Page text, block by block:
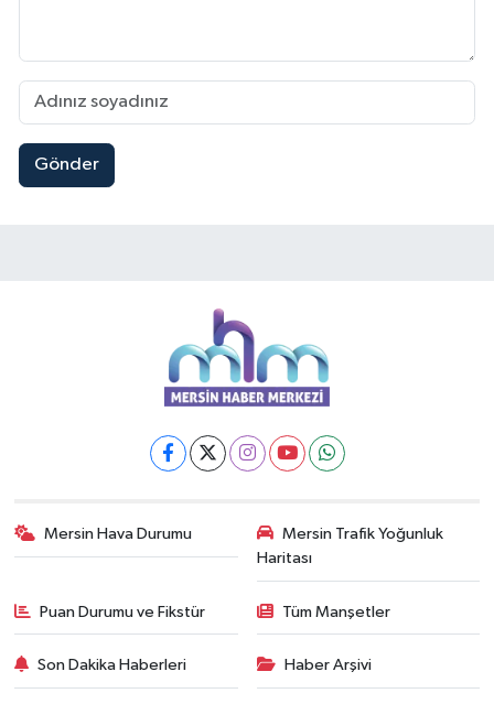
Gönder
Mersin Hava Durumu
Mersin Trafik Yoğunluk
Haritası
Puan Durumu ve Fikstür Tüm Manşetler
Son Dakika Haberleri Haber Arşivi